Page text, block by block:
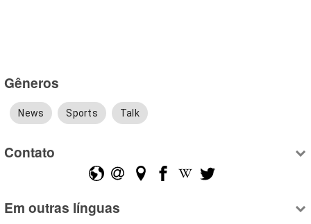
Gêneros
News Sports Talk
Contato
Em outras línguas